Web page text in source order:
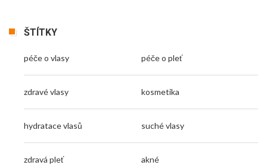
ŠTÍTKY
péče o vlasy péče o pleť
zdravé vlasy kosmetika
hydratace vlasů suché vlasy
zdravá pleť akné